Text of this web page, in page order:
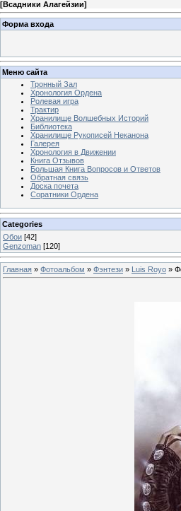
[Всадники Алагейзии]
Форма входа
Меню сайта
Тронный Зал
Хронология Ордена
Ролевая игра
Трактир
Хранилище Волшебных Историй
Библиотека
Хранилище Рукописей Неканона
Галерея
Хронология в Движении
Книга Отзывов
Большая Книга Вопросов и Ответов
Обратная связь
Доска почета
Соратники Ордена
Categories
Обои [42]
Genzoman [120]
Главная » Фотоальбом » Фэнтези » Luis Royo »